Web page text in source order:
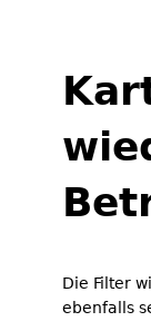
Die Filter
ebenfalls